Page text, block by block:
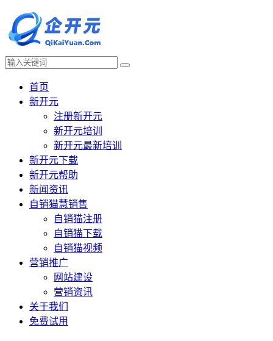
首页
新开元
注册新开元
新开元培训
新开元最新培训
新开元下载
新开元帮助
新闻资讯
自销猫慧销售
自销猫注册
自销猫下载
自销猫视频
营销推广
网站建设
营销资讯
关于我们
免费试用